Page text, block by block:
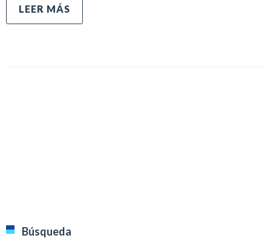
LEER MÁS
Búsqueda